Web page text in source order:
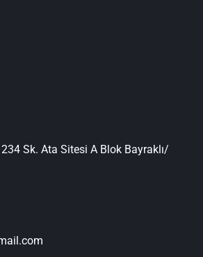
Sk. Ata Sitesi A Blok Bayraklı/